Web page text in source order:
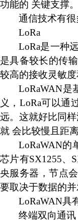
功能的 关键支撑。
通信技术有
LoRa
LoRa是一种
是具备较长的传
较高的接收灵敏
LoRaWAN是
义， LoRa可以通
远。这就好比同
就 会比较慢且距
LoRaWAN的
芯片有SX1255、
央服务器，节点
要取决于数据的并
LoRaWAN具
终端双向通讯